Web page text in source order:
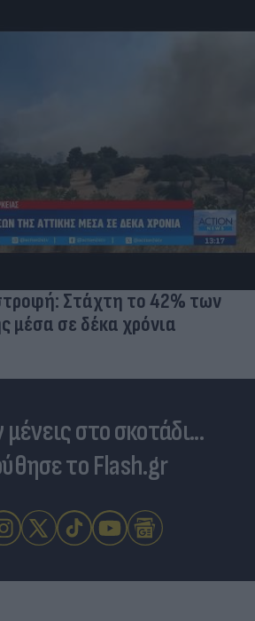
followers δεν κάνουν
με μαγιό έγινε ξανά viral
μένεις στο σκοτάδι...
το Flash.gr